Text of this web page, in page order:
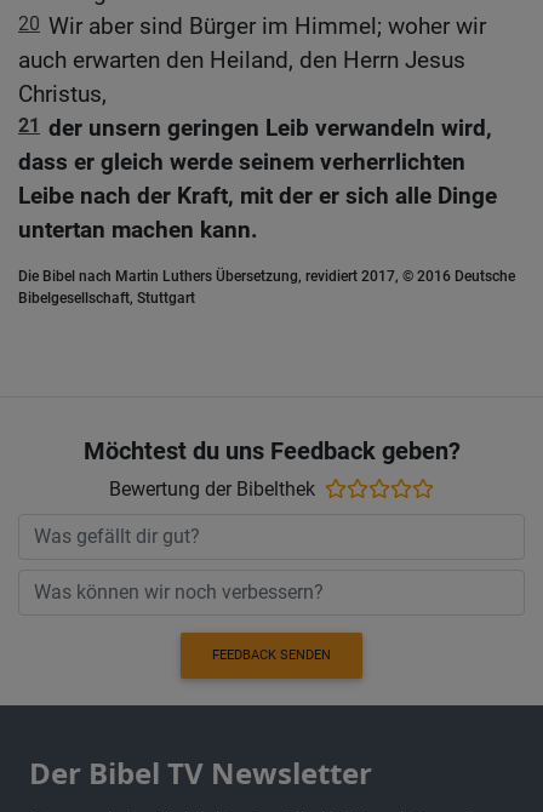
20 Wir aber sind Bürger im Himmel; woher wir
auch erwarten den Heiland, den Herrn Jesus
Christus,
21 der unsern geringen Leib verwandeln wird,
dass er gleich werde seinem verherrlichten
Leibe nach der Kraft, mit der er sich alle Dinge
untertan machen kann.
Die Bibel nach Martin Luthers Übersetzung, revidiert 2017, © 2016 Deutsche
Bibelgesellschaft, Stuttgart
Möchtest du uns Feedback geben?
Bewertung der Bibelthek
FEEDBACK SENDEN
Der Bibel TV Newsletter